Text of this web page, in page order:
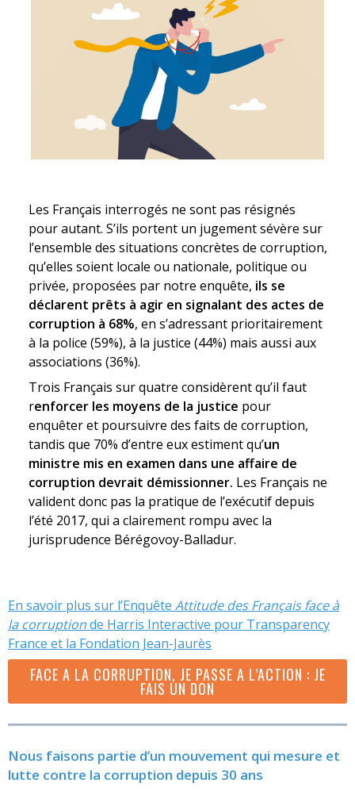
Les Français interrogés ne sont pas résignés
pour autant. S’ils portent un jugement sévère sur
l’ensemble des situations concrètes de corruption,
qu’elles soient locale ou nationale, politique ou
privée, proposées par notre enquête, ils se
déclarent prêts à agir en signalant des actes de
corruption à 68%, en s’adressant prioritairement
à la police (59%), à la justice (44%) mais aussi aux
associations (36%).
Trois Français sur quatre considèrent qu’il faut
renforcer les moyens de la justice pour
enquêter et poursuivre des faits de corruption,
tandis que 70% d’entre eux estiment qu’un
ministre mis en examen dans une affaire de
corruption devrait démissionner. Les Français ne
valident donc pas la pratique de l’exécutif depuis
l’été 2017, qui a clairement rompu avec la
jurisprudence Bérégovoy-Balladur.
En savoir plus sur l’Enquête Attitude des Français face à
la corruptionde Harris Interactive pour Transparency
France et la Fondation Jean-Jaurès
FACE A LA CORRUPTION, JE PASSE A L’ACTION : JE
FAIS UN DON
Nous faisons partie d’un mouvement qui mesure et
lutte contre la corruption depuis 30 ans